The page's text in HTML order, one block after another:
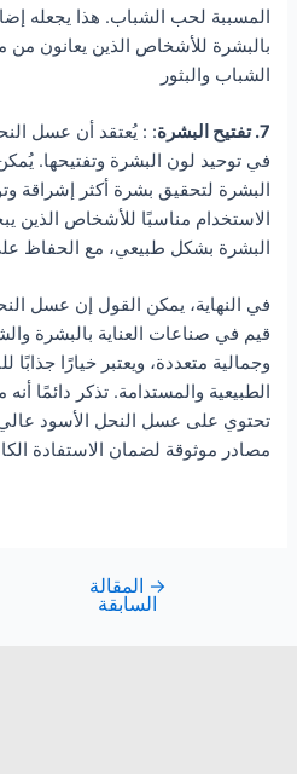
المسببة لحب الشباب. هذا يجعله
بالبشرة للأشخاص الذين يعانون
الشباب والبثور
7. تفتيح البشرة
: : يُعتقد أن عسل
في توحيد لون البشرة وتفتيحها.
البشرة لتحقيق بشرة أكثر إشراقة
الاستخدام مناسبًا للأشخاص الذين
البشرة بشكل طبيعي، مع الحفاظ
في النهاية، يمكن القول إن عسل
قيم في صناعات العناية بالبشرة
وجمالية متعددة، ويعتبر خيارًا
الطبيعية والمستدامة. تذكر دائمًا
تحتوي على عسل النحل الأسود
مصادر موثوقة لضمان الاستفادة
→ المقالة
السابقة